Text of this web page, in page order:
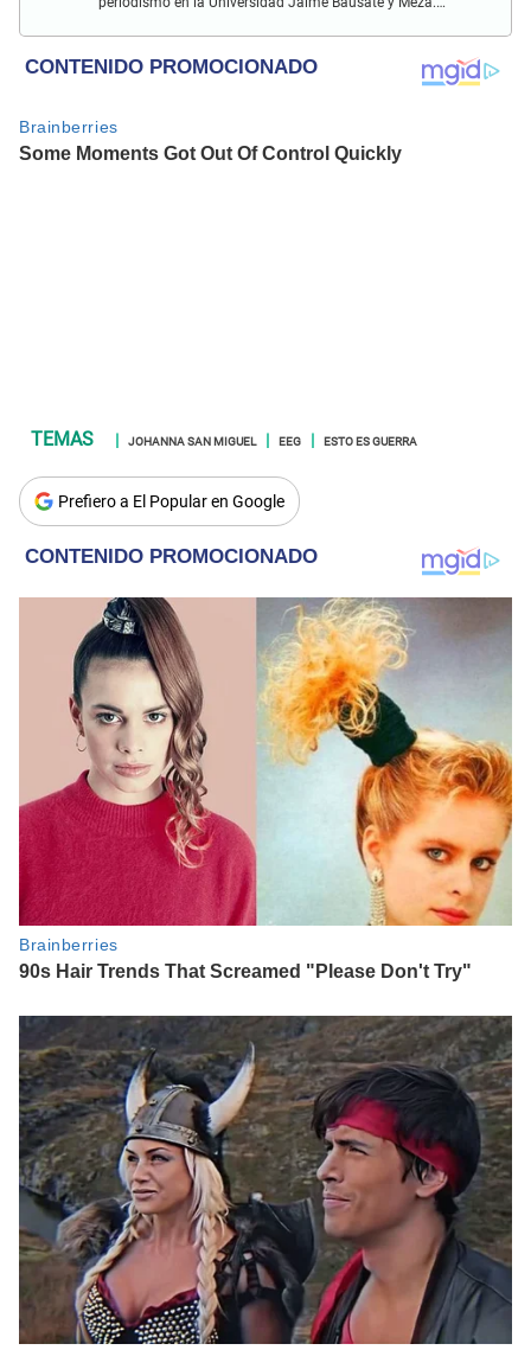
relacionados con espectáculos y sociales.
JOHANNA SAN MIGUEL EEG ESTO ES GUERRA
Prefiero a El Popular en Google